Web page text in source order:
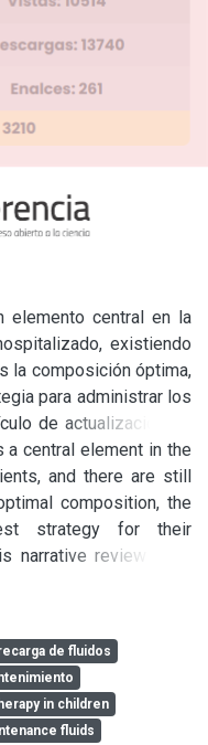
elemento central en la
existiendo
la composición óptima,
para administrar los
de actualización es
en las diferentes
conceptos y enfoques
la asistencia de los
requieren la
La recomendación
es casi uniforme.
del déficit previo
En relación a la
la recomendación
de volumen, aún
central element in the
and there are still
composition, the
strategy for their
narrative review is to
the different areas of
of patients who for
of intravenous
use crystalloids in
de fluidos
in children
fluids